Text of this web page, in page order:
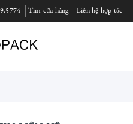
Tìm cửa hàng Liên hệ hợp tác